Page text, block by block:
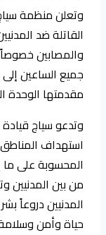
وتعلن منظمة
القاتلة ضد
والمصابين
جميع الساعين إلى
مقدمتها الوحدة
وتدعو سياج
استهداف المناطق
المحسوبة على ما
من بين المدنيين
المدنيين دروعاً
حياة وأمن